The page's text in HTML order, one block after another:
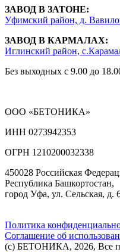
ЗАВОД В ЗАТОНЕ:
Уфимский район, д.
ЗАВОД В КАРМАЛАХ:
Иглинский район,
Без выходных с 9.00 до
ООО «БЕТОНИКА»
ИНН 0273942353
ОГРН 1210200032338
450028 Российская
Республика Башкортостан,
город Уфа, ул. Сельская, д.
Политика
Соглашение об
(с) БЕТОНИКА, 2026, Все